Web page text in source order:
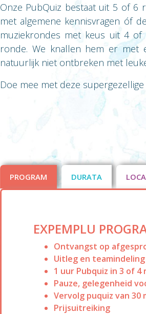
Onze PubQuiz bestaat uit 5 of 6
met algemene kennisvragen óf
muziekrondes met keus uit 4
ronde. We knallen hem er met
natuurlijk niet ontbreken met
Doe mee met deze
PROGRAM DURATA
EXPEMPLU
Ontvangst op
Uitleg en teamindeling
1 uur Pubquiz in 3 of 4
Pauze, gelegenheid
Vervolg puquiz van 30
Prijsuitreiking